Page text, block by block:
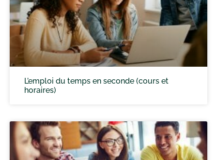
L’emploi du temps en seconde (cours et
horaires)